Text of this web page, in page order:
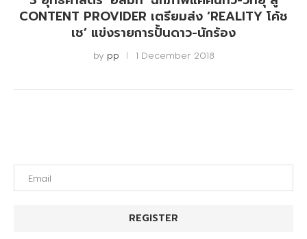
CONTENT PROVIDER เตรียมส่ง ‘REALITY โค้ช
เช’ แข่งรายการปั้นดาว-นักร้อง
by pp 1 December 2018